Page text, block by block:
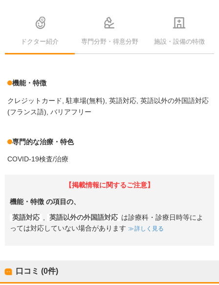
ドクター紹介 専門分野・得意分野 施設・設備の特徴
機能・特徴
クレジットカード 駐車場(無料) 英語対応 英語以外の外国語対応
(フランス語) バリアフリー
専門的な治療・特色
COVID-19検査/治療
【掲載情報に関するご注意】
機能・特徴 の項目の、
英語対応 , 英語以外の外国語対応 は診療科・診療日時等によ
っては対応していない場合があります
詳しく見る
口コミ (0件)